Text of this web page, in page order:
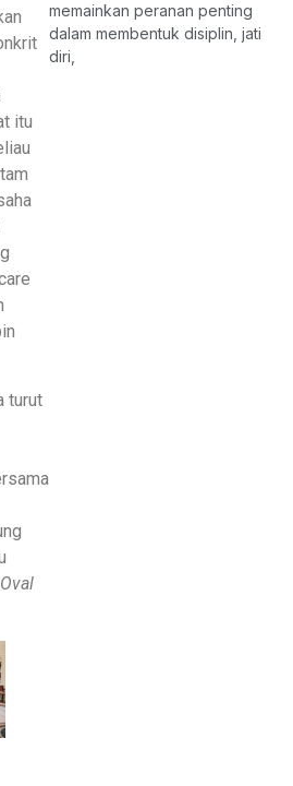
itu
turut
Oval
memainkan peranan penting
dalam membentuk disiplin, jati
diri,